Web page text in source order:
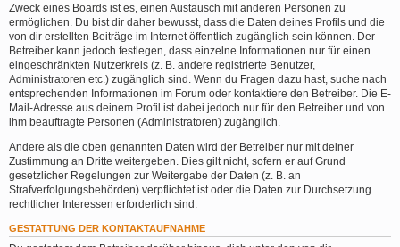
Zweck eines Boards ist es, einen Austausch mit anderen Personen zu
ermöglichen. Du bist dir daher bewusst, dass die Daten deines Profils und die
von dir erstellten Beiträge im Internet öffentlich zugänglich sein können. Der
Betreiber kann jedoch festlegen, dass einzelne Informationen nur für einen
eingeschränkten Nutzerkreis (z. B. andere registrierte Benutzer,
Administratoren etc.) zugänglich sind. Wenn du Fragen dazu hast, suche nach
entsprechenden Informationen im Forum oder kontaktiere den Betreiber. Die E-
Mail-Adresse aus deinem Profil ist dabei jedoch nur für den Betreiber und von
ihm beauftragte Personen (Administratoren) zugänglich.
Andere als die oben genannten Daten wird der Betreiber nur mit deiner
Zustimmung an Dritte weitergeben. Dies gilt nicht, sofern er auf Grund
gesetzlicher Regelungen zur Weitergabe der Daten (z. B. an
Strafverfolgungsbehörden) verpflichtet ist oder die Daten zur Durchsetzung
rechtlicher Interessen erforderlich sind.
GESTATTUNG DER KONTAKTAUFNAHME